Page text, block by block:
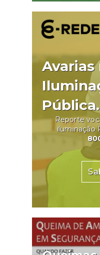
Avarias
Pública.
Reporte
iluminação